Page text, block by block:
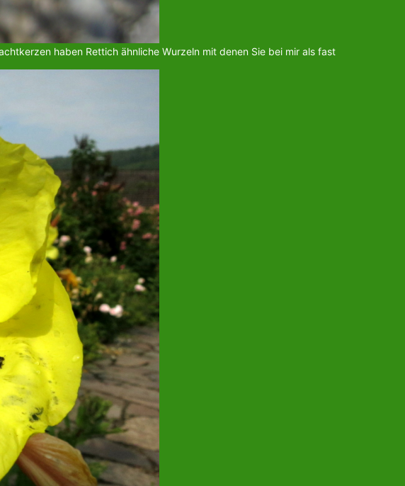
haben Rettich ähnliche Wurzeln mit denen Sie bei mir als fast